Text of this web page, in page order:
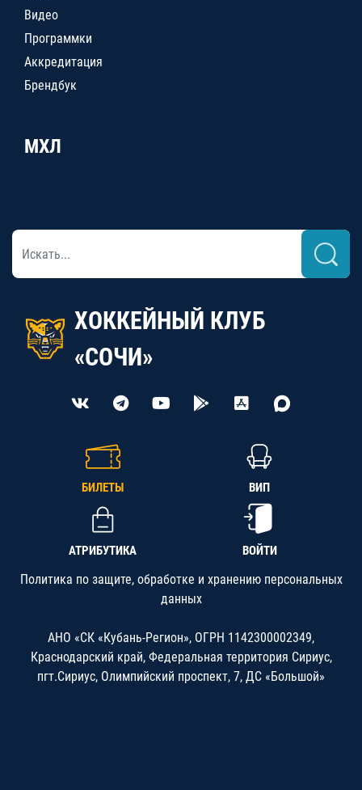
Видео
Программки
Аккредитация
Брендбук
МХЛ
ХОККЕЙНЫЙ КЛУБ
«СОЧИ»
БИЛЕТЫ ВИП
АТРИБУТИКА ВОЙТИ
Политика по защите, обработке и хранению персональных
данных
АНО «СК «Кубань-Регион», ОГРН 1142300002349,
Краснодарский край, Федеральная территория Сириус,
пгт.Сириус, Олимпийский проспект, 7, ДС «Большой»